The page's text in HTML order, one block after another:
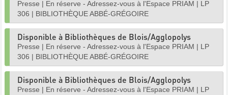
Presse | En réserve - Adressez-vous à l'Espace PRIAM | LP
306 | BIBLIOTHÈQUE ABBÉ-GRÉGOIRE
Disponible à Bibliothèques de Blois/Agglopolys
Presse | En réserve - Adressez-vous à l'Espace PRIAM | LP
306 | BIBLIOTHÈQUE ABBÉ-GRÉGOIRE
Disponible à Bibliothèques de Blois/Agglopolys
Presse | En réserve - Adressez-vous à l'Espace PRIAM | LP